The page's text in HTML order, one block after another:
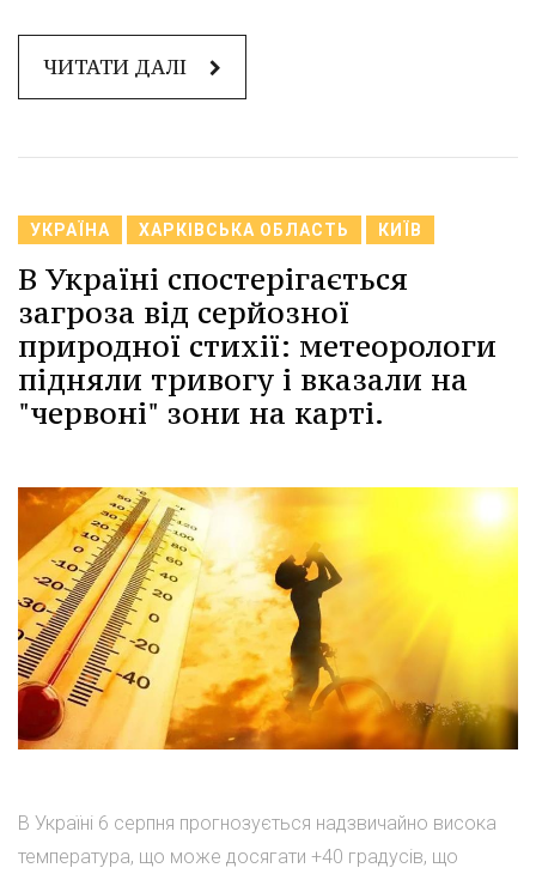
ЧИТАТИ ДАЛІ
УКРАЇНА ХАРКІВСЬКА ОБЛАСТЬ КИЇВ
В Україні спостерігається
загроза від серйозної
природної стихії: метеорологи
підняли тривогу і вказали на
"червоні" зони на карті.
В Україні 6 серпня прогнозується надзвичайно висока
температура, що може досягати +40 градусів, що